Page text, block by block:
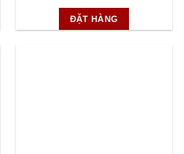
ĐẶT HÀNG